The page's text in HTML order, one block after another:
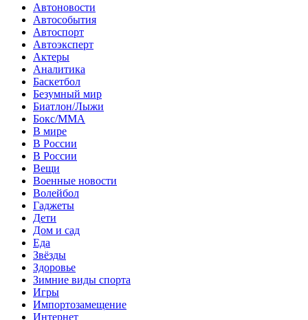
Автоновости
Автособытия
Автоспорт
Автоэксперт
Актеры
Аналитика
Баскетбол
Безумный мир
Биатлон/Лыжи
Бокс/MMA
В мире
В России
В России
Вещи
Военные новости
Волейбол
Гаджеты
Дети
Дом и сад
Еда
Звёзды
Здоровье
Зимние виды спорта
Игры
Импортозамещение
Интернет